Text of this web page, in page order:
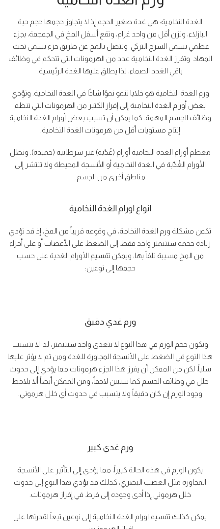
الغدة النخامية: هي غدة صغير الحجم إذ لا يتجاوز حجمها حجم حبة
البازلاء، وتزن أقل من واحد غرام، وتقع أسفل المخ في الجمجمة، بجزء
عظمي يسمى السرج التركي وتتصل بالمخ عن طريق جزء يسمى تحت
المهاد وتفرز الغدة النخامية عدد من الهرمونات التي تتحكم في وظائف
باقي الغدد الصماء، لذا يطلق عليها الغدة الرئيسية.
ورم الغدة النخامية هو خلايا تنمو نموًا شاذًا في الغدة النخامية. وتؤدي
بعض أورام الغدة النخامية إلى إفراز الكثير من الهرمونات التي تنظم
وظائف الجسم المهمة. كما يمكن أن تسبب بعض أورام الغدة النخامية
إنتاج مستويات أقل من هرمونات الغدة النخامية.
معظم أورام الغدة النخامية أورام (غُدّية) غير سرطانية (حميدة). وتظل
الأورام الغُدّية في الغدة النخامية أو الأنسجة المحيطة ولا تنتشر إلى
مناطق أخرى من الجسم.
انواع اورام الغدة النخامية
تكمن مشكلة ورم الغدة النخامة، في وقوعه قريباً من المخ، إذ قد تؤدي
زيادة حجمه سنتيمتر واحد فقط إلى الضغط على الأعصاب أو على أجزاء
من المخ مسببة تلفاً بها، ويمكن تقسيم الأورام الغدية على حسب
حجمها إلى نوعين:
ورم غدي دقيق
ويكون حجم الورم في هذا النوع لا يتعدى واحد سنتيمتر، لذا لا يتسبب
هذا النوع في الضغط على الأنسجة المجاورة للغدة ومن ثم لا يؤثر عليها
سلباً، لكن من الممكن أن يفرز هذا الجزء هرمونات مما يؤدي إلى حدوث
خلل في وظائف الجسم كما سنبين لاحقاً، ومن الممكن أيضاً ألا يلاحظ
وجود الورم إن كان دقيقاً ولا يتسبب في حدوث أي خلل هرموني.
ورم غدي كبير
يكون الورم في هذه الحالة كبيراً، مما يؤدي إلى التأثير على الأنسجة
المجاورة مثل العصب البصري، كذلك قد يؤدي هذا النوع إلى حدوث
خلل هرموني إذا أدى وجوده إلى فرط في إفراز هرمونات.
يمكن كذلك تقسيم اورام الغدة النخامية إلى نوعين تبعاً لقدرتها على